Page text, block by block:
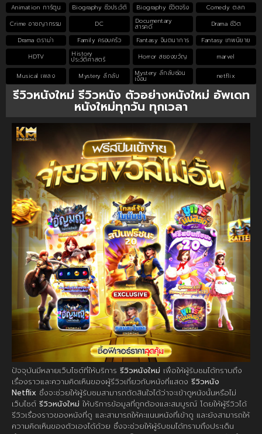
Animation การ์ตูน
Biography ชีวประวัติ Biography ชีวิตจริง
Comedy ตลก
Crime อาชญากรรม
DC Documentary
สารคดี
Drama ชีวิต
Drama ดราม่า
Family ครอบครัว Fantasy จินตนาการ
Fantasy เทพนิยาย
HDTV
History
ประวัติศาสตร์ Horror สยองขวัญ marvel
Musical เพลง Mystery ลึกลับ Mystery ลึกลับซ่อน
เงื่อน netflix
รีวิวหนังใหม่ รีวิวหนัง ตัวอย่างหนังใหม่ อัพเดท
หนังใหม่ทุกวัน ทุกเวลา
ปัจจุบันมีหลายเว็บไซต์ที่ให้บริการ รีวิวหนังใหม่ เพื่อให้ผู้รับชมได้ทราบถึง
เรื่องราวและความคิดเห็นของผู้รีวิวเกี่ยวกับหนังที่แสดง รีวิวหนัง
Netflix ซึ่งจะช่วยให้ผู้รับชมสามารถตัดสินใจได้ว่าจะเข้าดูหนังนั้นหรือไม่
เว็บไซต์ รีวิวหนังใหม่ ให้บริการข้อมูลที่ถูกต้องและสมบูรณ์ โดยให้ผู้รีวิวได้
รีวิวเรื่องราวของหนังที่ดู และสามารถให้คะแนนหนังที่เข้าดู และยังสามารถให้
ความคิดเห็นของตัวเองได้ด้วย ซึ่งจะช่วยให้ผู้รับชมได้ทราบถึงประเด็น